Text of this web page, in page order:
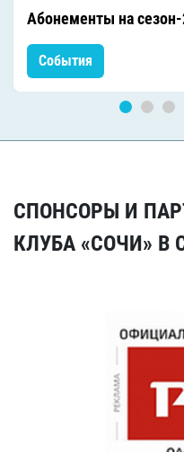
Абонементы на
События
СПОНСОРЫ И
КЛУБА «СОЧИ» В